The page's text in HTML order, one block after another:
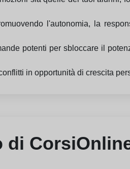
l'autonomia, la
potenti per sbloccare il
in opportunità di crescita